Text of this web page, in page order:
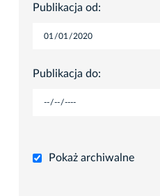
Publikacja od:
Publikacja do:
Pokaż archiwalne